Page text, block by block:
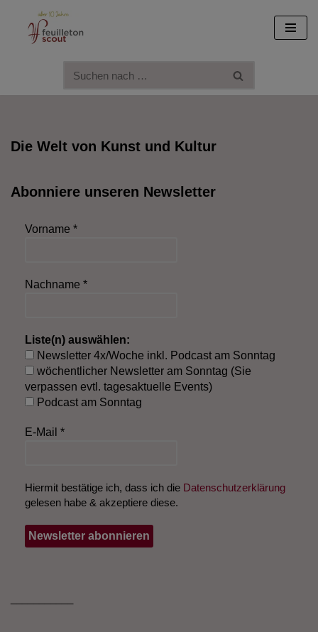
Zum
Die Welt von Kunst und Kultur
Abonniere unseren Newsletter
Vorname *
Nachname *
Liste(n) auswählen:
Newsletter 4x/Woche inkl. Podcast am Sonntag
wöchentlicher Newsletter am Sonntag (Sie
verpassen evtl. tagesaktuelle Events)
Podcast am Sonntag
E-Mail *
Hiermit bestätige ich, dass ich die Datenschutzerklärung
gelesen habe & akzeptiere diese.